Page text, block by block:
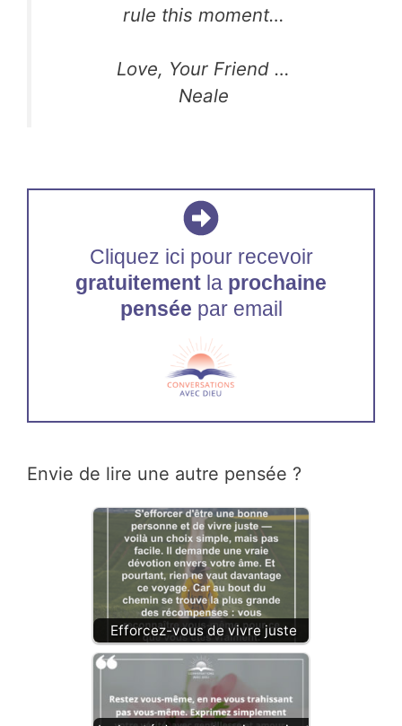
rule this moment…
Love, Your Friend …
Neale
Cliquez ici pour recevoir
gratuitement la prochaine
pensée par email
Envie de lire une autre pensée ?
Efforcez-vous de vivre juste